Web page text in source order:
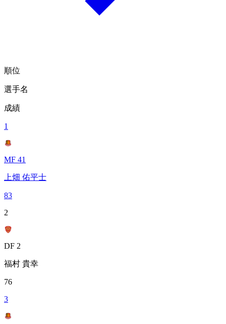
順位
選手名
成績
1
MF 41
上畑 佑平士
83
2
DF 2
福村 貴幸
76
3